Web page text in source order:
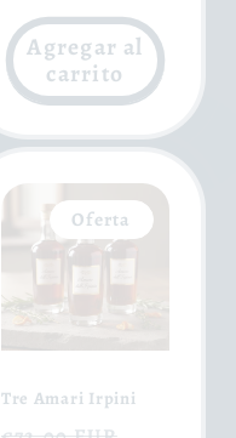
oferta
Agregar al
carrito
Oferta
Tre Amari Irpini